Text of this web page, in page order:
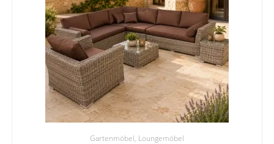
Gartenmöbel, Loungemöbel